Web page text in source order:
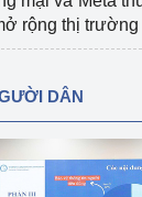
rộng thị trường
DÂN